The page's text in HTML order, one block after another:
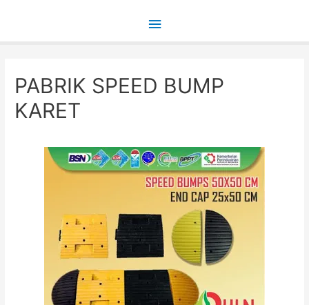
Main
PABRIK SPEED BUMP
KARET